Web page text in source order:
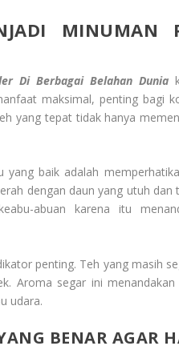
MINUMAN
Di Berbagai Belahan Dunia
maksimal, penting bagi
yang tepat tidak hanya
baik adalah
dengan daun yang utuh
abuan karena itu
penting. Teh yang masih
Aroma segar ini
udara.
BENAR AGAR